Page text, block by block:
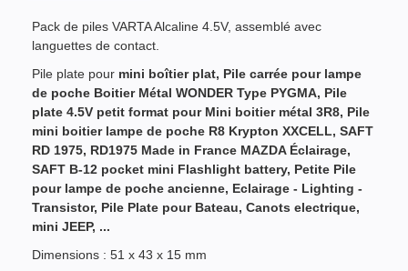
Pack de piles VARTA Alcaline 4.5V, assemblé avec
languettes de contact.
Pile plate pour mini boîtier plat, Pile carrée pour lampe
de poche Boitier Métal WONDER Type PYGMA, Pile
plate 4.5V petit format pour Mini boitier métal 3R8, Pile
mini boitier lampe de poche R8 Krypton XXCELL, SAFT
RD 1975, RD1975 Made in France MAZDA Éclairage,
SAFT B-12 pocket mini Flashlight battery, Petite Pile
pour lampe de poche ancienne, Eclairage - Lighting -
Transistor, Pile Plate pour Bateau, Canots electrique,
mini JEEP, ...
Dimensions : 51 x 43 x 15 mm